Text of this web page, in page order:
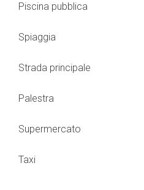
Piscina pubblica
Spiaggia
Strada principale
Palestra
Supermercato
Taxi